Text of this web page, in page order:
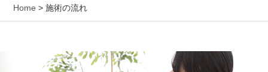
Home > 施術の流れ